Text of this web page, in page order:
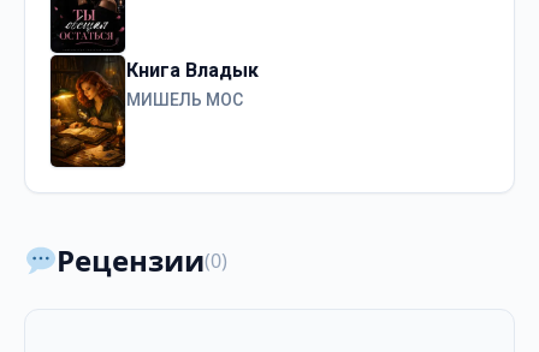
Книга Владык
МИШЕЛЬ МОС
Рецензии(0)